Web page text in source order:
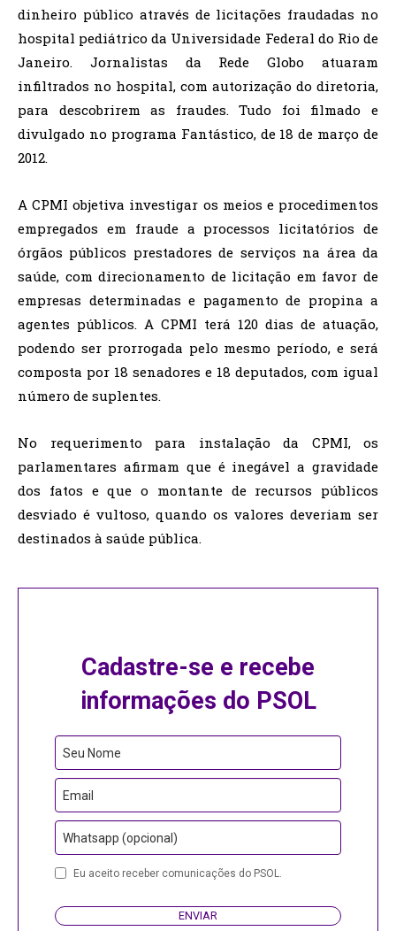
dinheiro público através de licitações fraudadas no
hospital pediátrico da Universidade Federal do Rio de
Janeiro. Jornalistas da Rede Globo atuaram
infiltrados no hospital, com autorização do diretoria,
para descobrirem as fraudes. Tudo foi filmado e
divulgado no programa Fantástico, de 18 de março de
2012.
A CPMI objetiva investigar os meios e procedimentos
empregados em fraude a processos licitatórios de
órgãos públicos prestadores de serviços na área da
saúde, com direcionamento de licitação em favor de
empresas determinadas e pagamento de propina a
agentes públicos. A CPMI terá 120 dias de atuação,
podendo ser prorrogada pelo mesmo período, e será
composta por 18 senadores e 18 deputados, com igual
número de suplentes.
No requerimento para instalação da CPMI, os
parlamentares afirmam que é inegável a gravidade
dos fatos e que o montante de recursos públicos
desviado é vultoso, quando os valores deveriam ser
destinados à saúde pública.
Cadastre-se e recebe
informações do PSOL
Your
Website
Seu Nome
Email
Whatsapp (opcional)
Eu aceito receber comunicações do PSOL.
ENVIAR